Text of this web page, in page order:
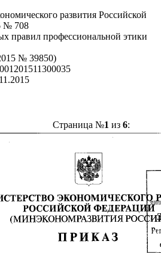
развития Российской
№ 708
правил профессиональной этики
№ 39850)
Страница №1 из 6: